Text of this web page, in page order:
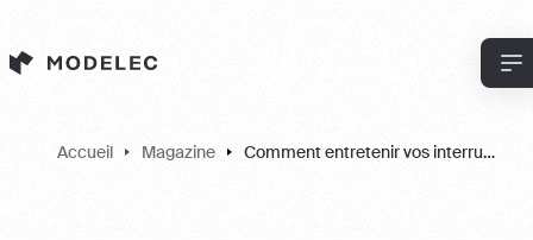
Accueil Magazine Comment entretenir vos interrupteurs MODELEC ? | Guide nettoyage et entretien